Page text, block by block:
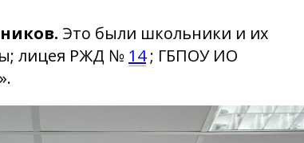
Это были школьники и их
лицея РЖД № 14; ГБПОУ ИО